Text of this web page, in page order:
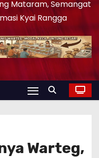
Mataram, Semangat
Kyai Rangga
Warteg,